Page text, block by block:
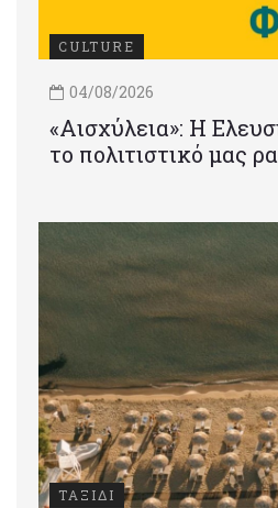
CULTURE
04/08/2026
«Αισχύλεια»: Η
το πολιτιστικό μας
ΤΑΞΙΔΙ